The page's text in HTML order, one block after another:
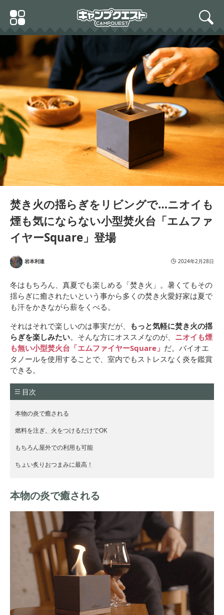
Primary
Menu
search
焚き火の揺らぎをリビングで…ニオイも
煙も気にならない小型焚火台「エムファ
イヤーSquare」登場
岩本利達 2024年2月28日
冬はもちろん、真夏でも楽しめる「焚き火」。暑くてもその
揺らぎに癒されたいという事から多くの焚き火愛好家は夏で
も汗をかきながら薪をくべる。
それはそれで楽しいのは事実だが、 もっと気軽に焚き火の揺
らぎを楽しみたい。そんな方にオススメなのが、 ニオイも煙
も無い小型焚火台「エムファイヤーSquare 」 だ。バイオエ
タノールを使用することで、室内でもストレスなく炎を鑑賞
できる。
目次
本物の炎で癒される
燃料を注ぎ、火をつけるだけでOK
もちろん屋外での利用も可能
ちょい炙りおつまみに最高！
本物の炎で癒される